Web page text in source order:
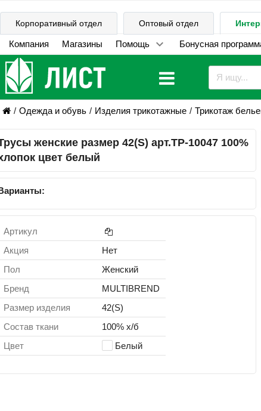
Корпоративный отдел Оптовый отдел
Компания Магазины Помощь Бонусная
Одежда и обувь Изделия трикотажные Трикотаж
женские размер 42(S) арт.TP-10047 100%
цвет белый
Артикул
Акция
Нет
Пол
Женский
Бренд
MULTIBREND
Размер изделия
42(S)
Состав ткани
100% х/б
Цвет
Белый